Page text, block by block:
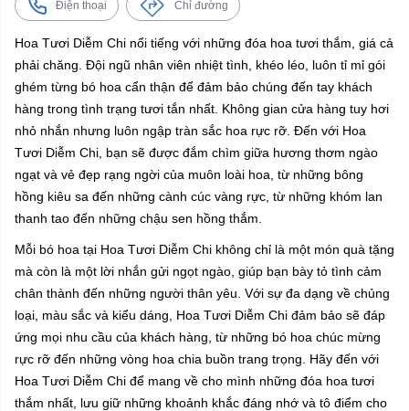
Điện thoại Chỉ đường
Hoa Tươi Diễm Chi nổi tiếng với những đóa hoa tươi thắm, giá cả
phải chăng. Đội ngũ nhân viên nhiệt tình, khéo léo, luôn tỉ mỉ gói
ghém từng bó hoa cẩn thận để đảm bảo chúng đến tay khách
hàng trong tình trạng tươi tắn nhất. Không gian cửa hàng tuy hơi
nhỏ nhắn nhưng luôn ngập tràn sắc hoa rực rỡ. Đến với Hoa
Tươi Diễm Chi, bạn sẽ được đắm chìm giữa hương thơm ngào
ngạt và vẻ đẹp rạng ngời của muôn loài hoa, từ những bông
hồng kiêu sa đến những cành cúc vàng rực, từ những khóm lan
thanh tao đến những chậu sen hồng thắm.
Mỗi bó hoa tại Hoa Tươi Diễm Chi không chỉ là một món quà tặng
mà còn là một lời nhắn gửi ngọt ngào, giúp bạn bày tỏ tình cảm
chân thành đến những người thân yêu. Với sự đa dạng về chủng
loại, màu sắc và kiểu dáng, Hoa Tươi Diễm Chi đảm bảo sẽ đáp
ứng mọi nhu cầu của khách hàng, từ những bó hoa chúc mừng
rực rỡ đến những vòng hoa chia buồn trang trọng. Hãy đến với
Hoa Tươi Diễm Chi để mang về cho mình những đóa hoa tươi
thắm nhất, lưu giữ những khoảnh khắc đáng nhớ và tô điểm cho